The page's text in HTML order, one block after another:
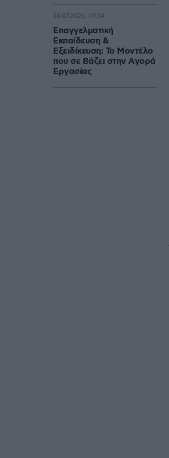
Επαγγελματική
Εκπαίδευση &
Εξειδίκευση: Το Mοντέλο
που σε Bάζει στην Aγορά
Eργασίας
26.07.2026, 09:54